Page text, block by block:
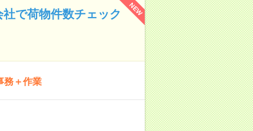
NEW
で荷物件数チェック
務＋作業